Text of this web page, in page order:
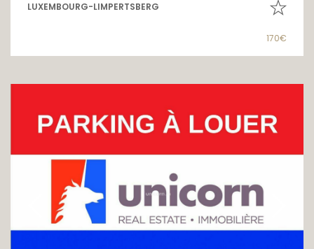
LUXEMBOURG-LIMPERTSBERG
170€